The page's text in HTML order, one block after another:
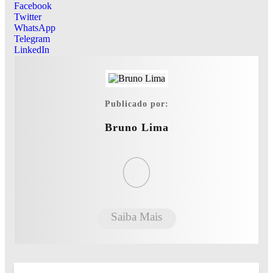
Facebook
Twitter
WhatsApp
Telegram
LinkedIn
Publicado por:
Bruno Lima
Saiba Mais